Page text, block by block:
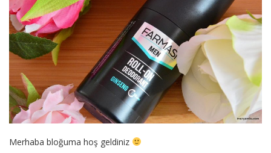
Merhaba bloğuma hoş geldiniz